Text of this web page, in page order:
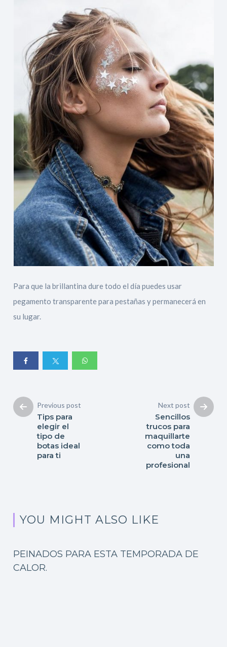
Para que la brillantina dure todo el día puedes usar
pegamento transparente para pestañas y permanecerá en
su lugar.
Previous post
Tips para
elegir el
tipo de
botas ideal
para ti
Next post
Sencillos
trucos para
maquillarte
como toda
una
profesional
YOU MIGHT ALSO LIKE
PEINADOS PARA ESTA TEMPORADA DE
CALOR.